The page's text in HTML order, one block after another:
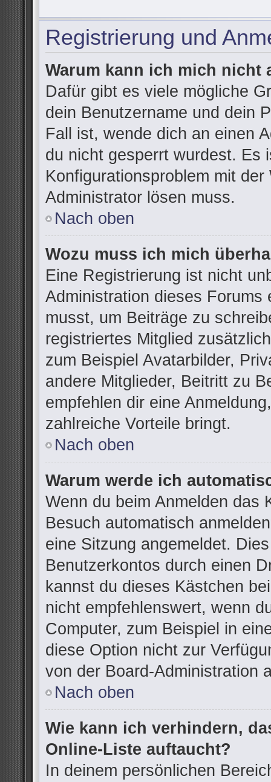
Registrierung und
Warum kann ich mich nicht
Dafür gibt es viele mögliche
dein Benutzername und dein
Fall ist, wende dich an einen
du nicht gesperrt wurdest. Es
Konfigurationsproblem mit
Administrator lösen muss.
Nach oben
Wozu muss ich mich
Eine Registrierung ist nicht
Administration dieses
musst, um Beiträge zu
registriertes Mitglied
zum Beispiel Avatarbilder,
andere Mitglieder, Beitritt zu
empfehlen dir eine
zahlreiche Vorteile bringt.
Nach oben
Warum werde ich
Wenn du beim Anmelden das
Besuch automatisch
eine Sitzung angemeldet.
Benutzerkontos durch einen
kannst du dieses Kästchen
nicht empfehlenswert, wenn
Computer, zum Beispiel in
diese Option nicht zur
von der Board-Administration
Nach oben
Wie kann ich verhindern,
Online-Liste auftaucht?
In deinem persönlichen